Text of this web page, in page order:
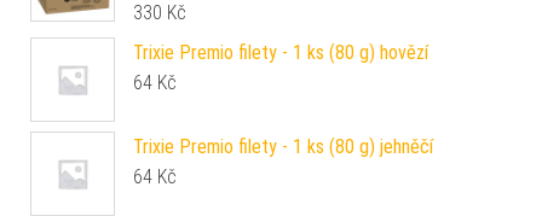
330 Kč
Trixie Premio filety - 1 ks (80 g) hovězí
64 Kč
Trixie Premio filety - 1 ks (80 g) jehněčí
64 Kč